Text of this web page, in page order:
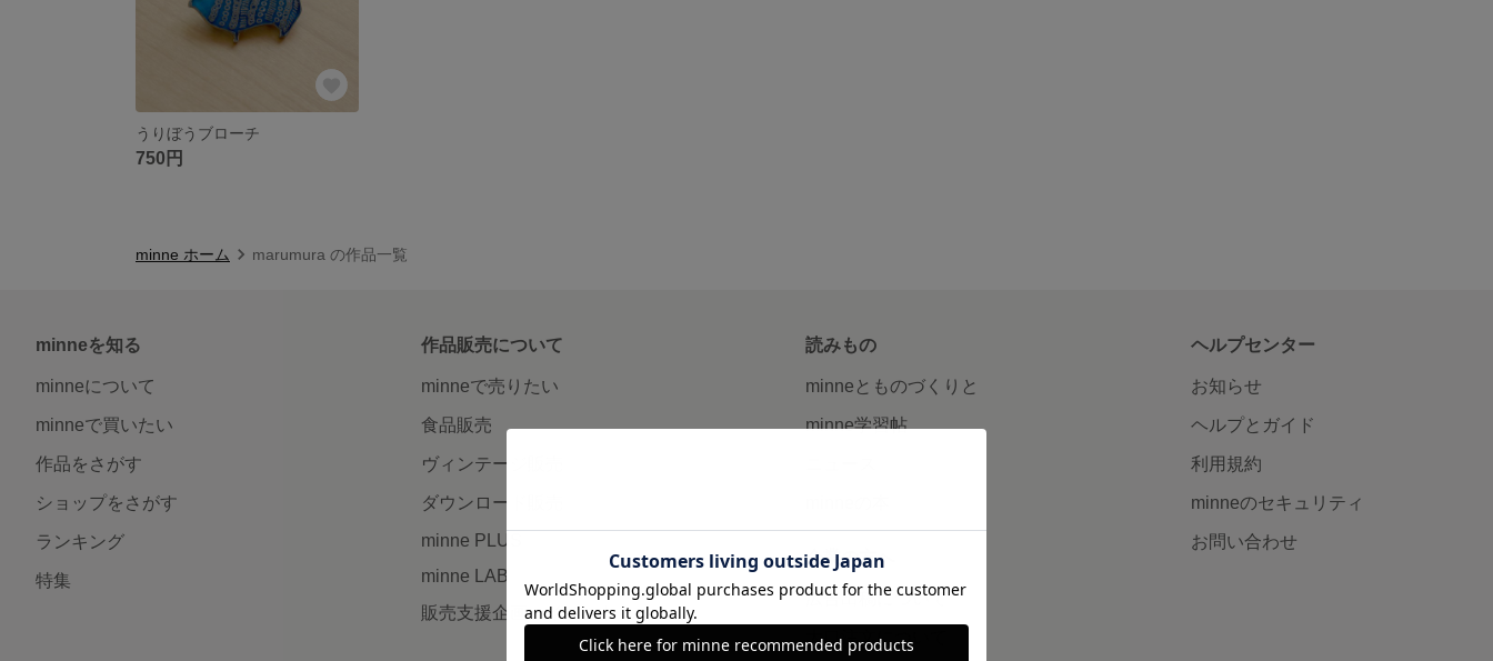
うりぼうブローチ
750円
minne ホーム marumura の作品一覧
minneを知る
minneについて
minneで買いたい
作品をさがす
ショップをさがす
ランキング
特集
作品販売について
minneで売りたい
食品販売
ヴィンテージ販売
ダウンロード販売
minne PLUS
minne LAB
販売支援企画・イベント
読みもの
minneとものづくりと
minne学習帖
企業の方へ
広告出稿について
大口注文について
ヘルプセンター
お知らせ
ヘルプとガイド
利用規約
minneのセキュリティ
お問い合わせ